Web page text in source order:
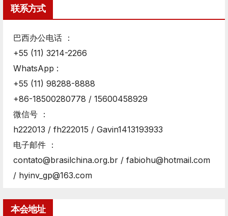
联系方式
巴西办公电话 ：
+55 (11) 3214-2266
WhatsApp :
+55 (11) 98288-8888
+86-18500280778 / 15600458929
微信号 ：
h222013 / fh222015 / Gavin1413193933
电子邮件 ：
contato@brasilchina.org.br / fabiohu@hotmail.com
/ hyinv_gp@163.com
本会地址